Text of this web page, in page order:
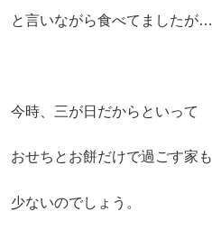
と言いながら食べてましたが…
今時、三が日だからといって
おせちとお餅だけで過ごす家も
少ないのでしょう。